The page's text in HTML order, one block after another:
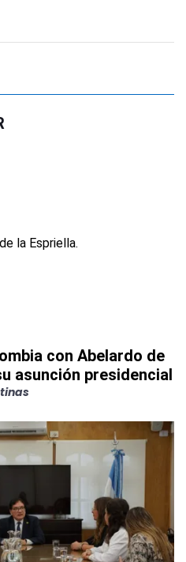
con Abelardo de
asunción presidencial